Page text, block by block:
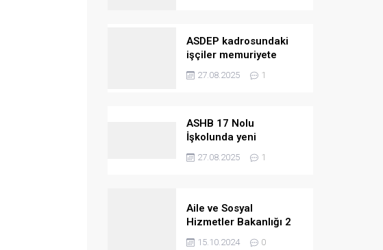
ASDEP kadrosundaki
işçiler memuriyete
geçiriliyor
27.08.2025 1
ASHB 17 Nolu
İşkolunda yeni
kazanımlar
27.08.2025 1
Aile ve Sosyal
Hizmetler Bakanlığı 2
bin 390 personel
15.10.2024 0